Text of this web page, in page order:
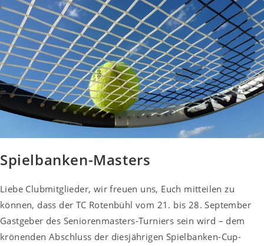
Spielbanken-Masters
Liebe Clubmitglieder, wir freuen uns, Euch mitteilen zu
können, dass der TC Rotenbühl vom 21. bis 28. September
Gastgeber des Seniorenmasters-Turniers sein wird – dem
krönenden Abschluss der diesjährigen Spielbanken-Cup-